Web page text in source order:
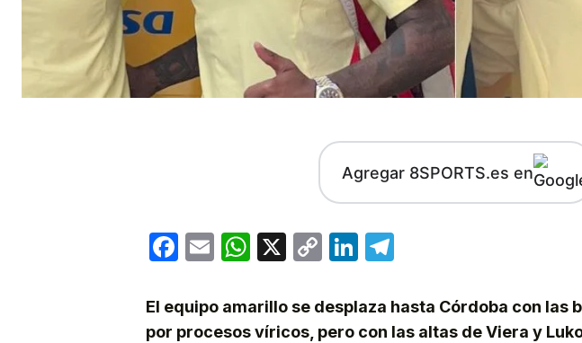
Agregar 8SPORTS.es en
Facebook
EmailWhatsApp
X
CopyLinkedIn
El equipo amarillo se desplaza hasta Córdoba con las
por procesos víricos, pero con las altas de Viera y